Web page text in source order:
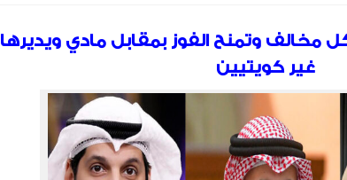
مخالف وتمنح الفوز بمقابل مادي ويديرها
غير كويتيين